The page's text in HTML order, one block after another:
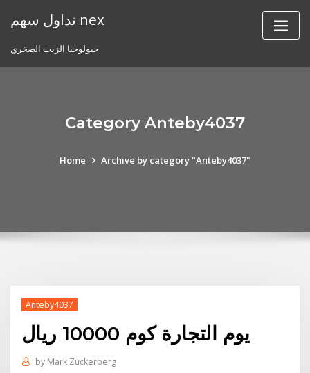
تداول سهم nex
جيولوجيا الزيت الصخري
Category Anteby4037
Home Archive by category "Anteby4037"
Anteby4037
يوم التجارة كوم 10000 ريال
by Mark Zuckerberg